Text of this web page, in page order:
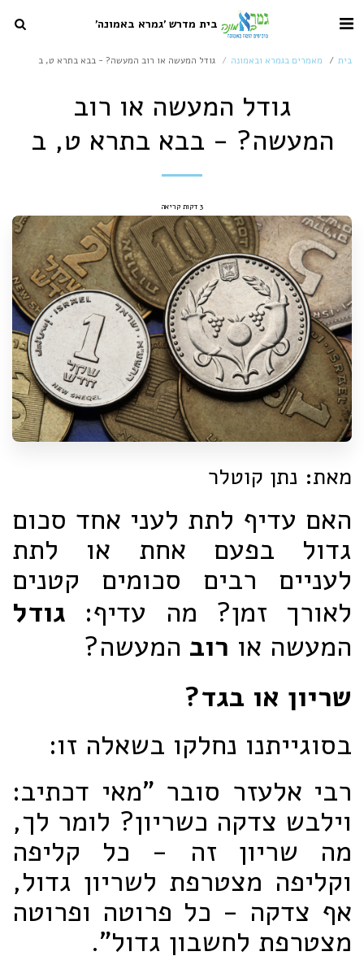
בית מדרש 'גמרא באמונה'
בית מאמרים בגמרא ובאמונה גודל המעשה או רוב המעשה? - בבא בתרא ט, ב
גודל המעשה או רוב
המעשה? - בבא בתרא ט, ב
3 דקות קריאה
מאת: נתן קוטלר
האם עדיף לתת לעני אחד סכום
גדול בפעם אחת או לתת
לעניים רבים סכומים קטנים
לאורך זמן? מה עדיף: גודל
המעשה או רוב המעשה?
שריון או בגד?
בסוגייתנו נחלקו בשאלה זו:
רבי אלעזר סובר "מאי דכתיב:
וילבש צדקה כשריון? לומר לך,
מה שריון זה - כל קליפה
וקליפה מצטרפת לשריון גדול,
אף צדקה - כל פרוטה ופרוטה
מצטרפת לחשבון גדול".